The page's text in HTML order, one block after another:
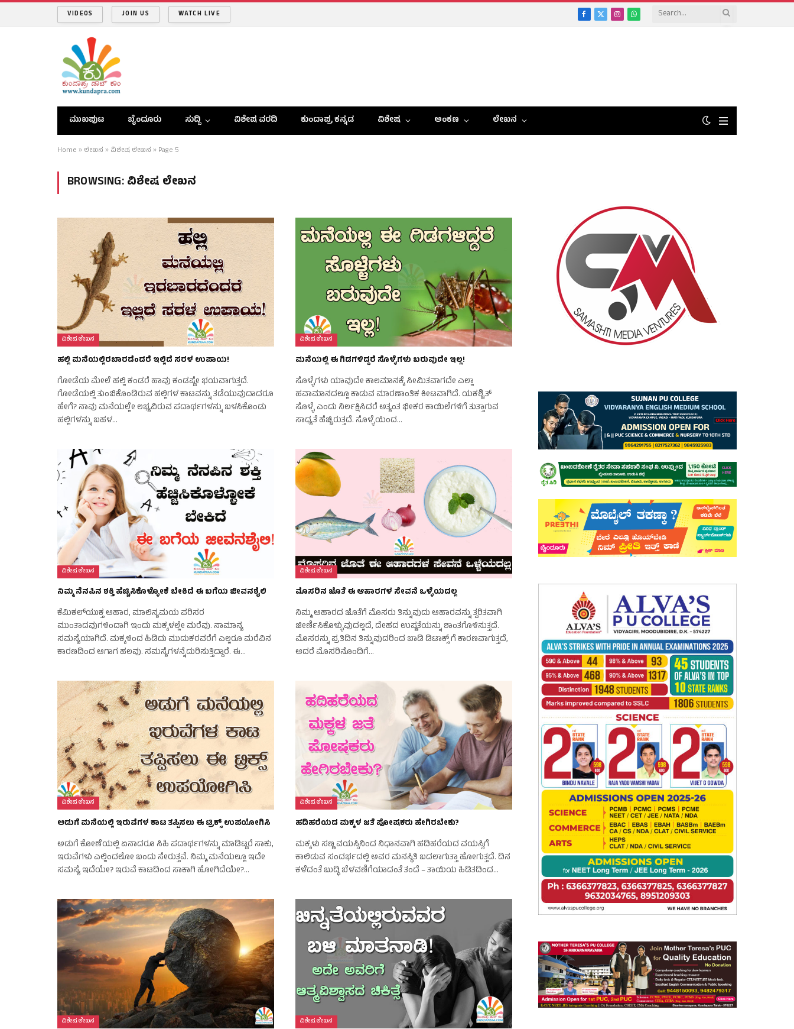
VIDEOS JOIN US WATCH LIVE Facebook
X
InstagramWhatsApp
ಮುಖಪುಟ ಬೈಂದೂರು ಸುದ್ದಿ ವಿಶೇಷ ವರದಿ ಕುಂದಾಪ್ರ ಕನ್ನಡ ವಿಶೇಷ ಅಂಕಣ ಲೇಖನ
Home » ಲೇಖನ » ವಿಶೇಷ ಲೇಖನ » Page 5
BROWSING:ವಿಶೇಷ ಲೇಖನ
ವಿಶೇಷ ಲೇಖನ
ಹಲ್ಲಿ ಮನೆಯಲ್ಲಿರಬಾರದೆಂದರೆ ಇಲ್ಲಿದೆ ಸರಳ ಉಪಾಯ!
ಗೋಡೆಯ ಮೇಲೆ ಹಲ್ಲಿ ಕಂಡರೆ ಹಾವು ಕಂಡಷ್ಟೇ ಭಯವಾಗುತ್ತದೆ.
ಗೋಡೆಯಲ್ಲಿ ತುಂಬಿಕೊಂಡಿರುವ ಹಲ್ಲಿಗಳ ಕಾಟವನ್ನು ತಡೆಯುವುದಾದರೂ
ಹೇಗೆ? ನಾವು ಮನೆಯಲ್ಲೇ ಲಭ್ಯವಿರುವ ಪದಾರ್ಥಗಳನ್ನು ಬಳಸಿಕೊಂಡು
ಹಲ್ಲಿಗಳನ್ನು ಬಹಳ…
ವಿಶೇಷ ಲೇಖನ
ಮನೆಯಲ್ಲಿ ಈ ಗಿಡಗಳಿದ್ದರೆ ಸೊಳ್ಳೆಗಳು ಬರುವುದೇ ಇಲ್ಲ!
ಸೊಳ್ಳೆಗಳು ಯಾವುದೇ ಕಾಲಮಾನಕ್ಕೆ ಸೀಮಿತವಾಗದೇ ಎಲ್ಲಾ
ಹವಾಮಾನದಲ್ಲೂ ಕಾಡುವ ಮಾರಣಾಂತಿಕ ಕೀಟವಾಗಿದೆ. ಯಕಶ್ಚಿತ್
ಸೊಳ್ಳೆ ಎಂದು ನಿರ್ಲಕ್ಷಿಸಿದರೆ ಅತ್ಯಂತ ಭೀಕರ ಕಾಯಿಲೆಗಳಿಗೆ ತುತ್ತಾಗುವ
ಸಾಧ್ಯತೆ ಹೆಚ್ಚಿರುತ್ತದೆ. ಸೊಳ್ಳೆಯಿಂದ…
ವಿಶೇಷ ಲೇಖನ
ನಿಮ್ಮ ನೆನಪಿನ ಶಕ್ತಿ ಹೆಚ್ಚಿಸಿಕೊಳ್ಳೋಕೆ ಬೇಕಿದೆ ಈ ಬಗೆಯ ಜೀವನಶೈಲಿ
ಕೆಮಿಕಲ್‌ಯುಕ್ತ ಆಹಾರ, ಮಾಲಿನ್ಯಮಯ ಪರಿಸರ
ಮುಂತಾದವುಗಳಿಂದಾಗಿ ಇಂದು ಮಕ್ಕಳಲ್ಲೇ ಮರೆವು. ಸಾಮಾನ್ಯ
ಸಮಸ್ಯೆಯಾಗಿದೆ. ಮಕ್ಕಳಿಂದ ಹಿಡಿದು ಮುದುಕರವರೆಗೆ ಎಲ್ಲರೂ ಮರೆವಿನ
ಕಾರಣದಿಂದ ಆಗಾಗ ಹಲವು. ಸಮಸ್ಯೆಗಳನ್ನೆದುರಿಸುತ್ತಿದ್ದಾರೆ. ಈ…
ವಿಶೇಷ ಲೇಖನ
ಮೊಸರಿನ ಜೊತೆ ಈ ಆಹಾರಗಳ ಸೇವನೆ ಒಳ್ಳೆಯದಲ್ಲ
ನಿಮ್ಮ ಆಹಾರದ ಜೊತೆಗೆ ಮೊಸರು ತಿನ್ನುವುದು ಆಹಾರವನ್ನು ತ್ವರಿತವಾಗಿ
ಜೀರ್ಣಿಸಿಕೊಳ್ಳುವುದಲ್ಲದೆ, ದೇಹದ ಉಷ್ಣತೆಯನ್ನು ಶಾಂತಗೊಳಿಸುತ್ತದೆ.
ಮೊಸರನ್ನು ಪ್ರತಿದಿನ ತಿನ್ನುವುದರಿಂದ ಬಾಡಿ ಡಿಟಾಕ್ಸ್ ಗೆ ಕಾರಣವಾಗುತ್ತದೆ,
ಆದರೆ ಮೊಸರಿನೊಂದಿಗೆ…
ವಿಶೇಷ ಲೇಖನ
ಅಡುಗೆ ಮನೆಯಲ್ಲಿ ಇರುವೆಗಳ ಕಾಟ ತಪ್ಪಿಸಲು ಈ ಟ್ರಿಕ್ಸ್ ಉಪಯೋಗಿಸಿ
ಅಡುಗೆ ಕೋಣೆಯಲ್ಲಿ ಏನಾದರೂ ಸಿಹಿ ಪದಾರ್ಥಗಳನ್ನು ಮಾಡಿಟ್ಟರೆ ಸಾಕು,
ಇರುವೆಗಳು ಎಲ್ಲಿಂದಲೋ ಬಂದು ಸೇರುತ್ತವೆ. ನಿಮ್ಮ ಮನೆಯಲ್ಲೂ ಇದೇ
ಸಮಸ್ಯೆ ಇದೆಯೇ? ಇರುವೆ ಕಾಟದಿಂದ ಸಾಕಾಗಿ ಹೋಗಿದೆಯೇ?…
ವಿಶೇಷ ಲೇಖನ
ಹದಿಹರೆಯದ ಮಕ್ಕಳ ಜತೆ ಪೋಷಕರು ಹೇಗಿರಬೇಕು?
ಮಕ್ಕಳು ಸಣ್ಣ ವಯಸ್ಸಿನಿಂದ ನಿಧಾನವಾಗಿ ಹದಿಹರೆಯದ ವಯಸ್ಸಿಗೆ
ಕಾಲಿಡುವ ಸಂದರ್ಭದಲ್ಲಿ ಅವರ ಮನಸ್ಥಿತಿ ಬದಲಾಗುತ್ತಾ ಹೋಗುತ್ತದೆ. ದಿನ
ಕಳೆದಂತೆ ಬುದ್ಧಿ ಬೆಳವಣಿಗೆಯಾದಂತೆ ತಂದೆ – ತಾಯಿಯ ಹಿಡಿತದಿಂದ…
ವಿಶೇಷ ಲೇಖನ ವಿಶೇಷ ಲೇಖನ